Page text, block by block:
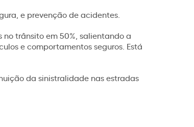
e prevenção de acidentes.
trânsito em 50%, salientando a
e comportamentos seguros. Está
da sinistralidade nas estradas